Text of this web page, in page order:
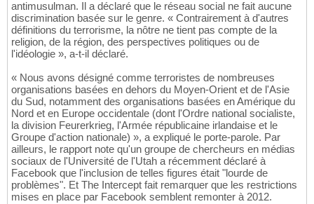
antimusulman. Il a déclaré que le réseau social ne fait aucune
discrimination basée sur le genre. « Contrairement à d'autres
définitions du terrorisme, la nôtre ne tient pas compte de la
religion, de la région, des perspectives politiques ou de
l'idéologie », a-t-il déclaré.
« Nous avons désigné comme terroristes de nombreuses
organisations basées en dehors du Moyen-Orient et de l'Asie
du Sud, notamment des organisations basées en Amérique du
Nord et en Europe occidentale (dont l'Ordre national socialiste,
la division Feurerkrieg, l'Armée républicaine irlandaise et le
Groupe d'action nationale) », a expliqué le porte-parole. Par
ailleurs, le rapport note qu'un groupe de chercheurs en médias
sociaux de l'Université de l'Utah a récemment déclaré à
Facebook que l'inclusion de telles figures était "lourde de
problèmes". Et The Intercept fait remarquer que les restrictions
mises en place par Facebook semblent remonter à 2012.